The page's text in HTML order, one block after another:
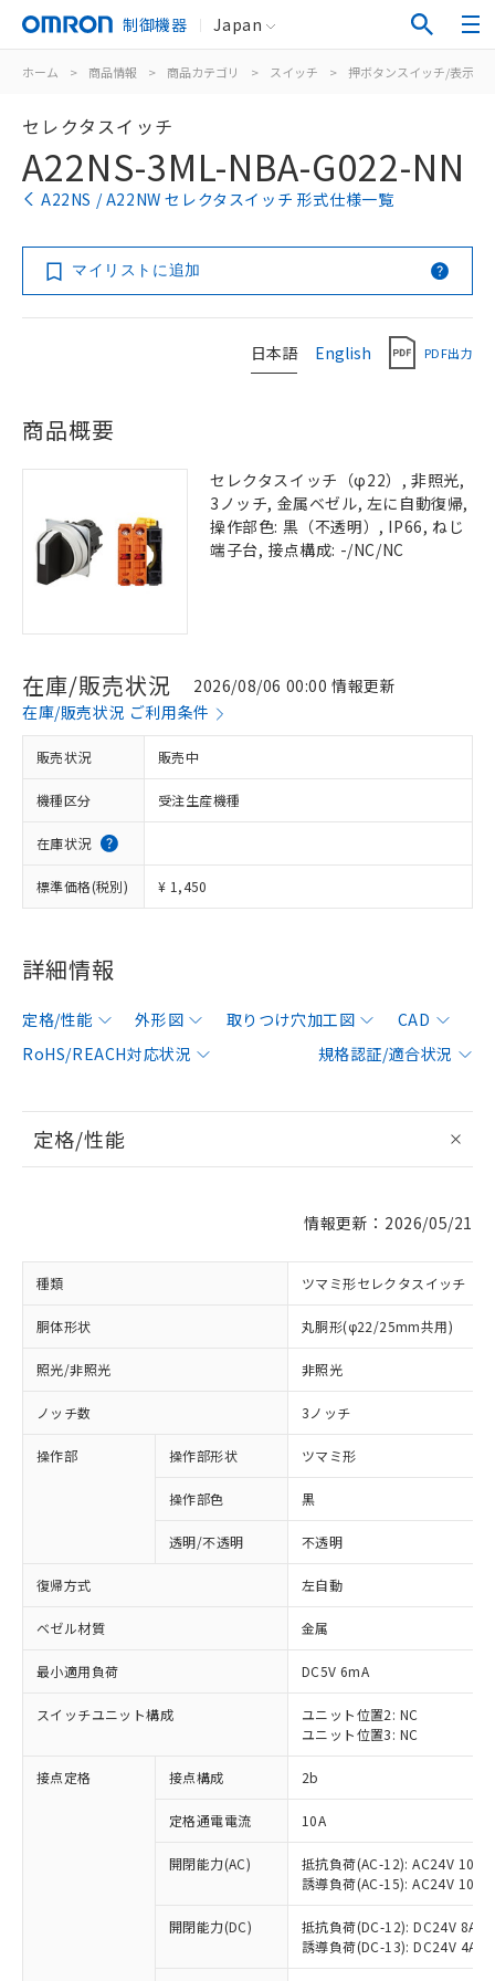
制御機器 Japan
ホーム > 商品情報 > 商品カテゴリ > スイッチ > 押ボタンスイッチ/表示灯
セレクタスイッチ
A22NS-3ML-NBA-G022-NN
A22NS / A22NW セレクタスイッチ 形式仕様一覧
マイリストに追加
日本語 English PDF出力
商品概要
セレクタスイッチ（φ22）, 非照光,
3ノッチ, 金属ベゼル, 左に自動復帰,
操作部色: 黒（不透明）, IP66, ねじ
端子台, 接点構成: -/NC/NC
在庫/販売状況
2026/08/06 00:00 情報更新
在庫/販売状況 ご利用条件
販売状況 販売中
機種区分 受注生産機種
在庫状況
標準価格(税別) ¥ 1,450
詳細情報
定格/性能 外形図 取りつけ穴加工図
CAD
RoHS/REACH対応状況
規格認証/適合状況
定格/性能
情報更新：2026/05/21
種類 ツマミ形セレクタスイッチ
胴体形状 丸胴形(φ22/25mm共用)
照光/非照光 非照光
ノッチ数 3ノッチ
操作部 操作部形状 ツマミ形
操作部色 黒
透明/不透明 不透明
復帰方式 左自動
ベゼル材質 金属
最小適用負荷 DC5V 6mA
スイッチユニット構成
ユニット位置2: NC
ユニット位置3: NC
接点定格 接点構成 2b
定格通電電流 10A
開閉能力(AC)
抵抗負荷(AC-12): AC24V 10A/
誘導負荷(AC-15): AC24V
開閉能力(DC)
抵抗負荷(DC-12): DC24V 8A/
誘導負荷(DC-13): DC24V 4A/
※1 対応状況
対応済み：EU RoHS指令（10物質）の
非含有に対応した製品が提供可能な商品で
対応予定：EU RoHS指令（10物質）の非含
有に対応した製品に切り替える予定のある